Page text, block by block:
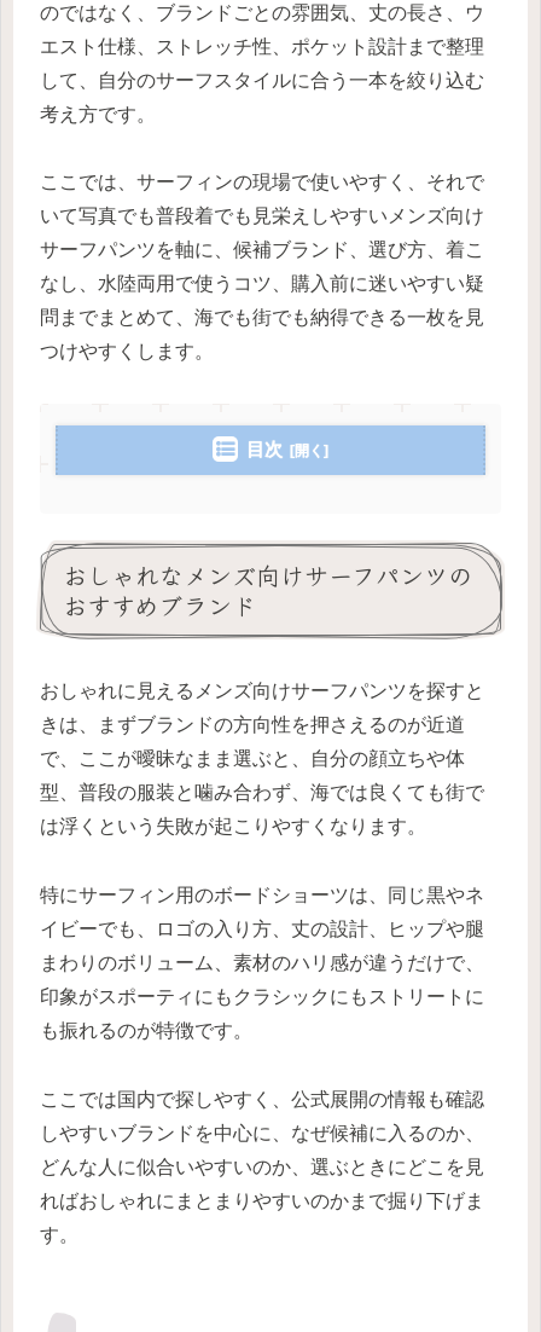
のではなく、ブランドごとの雰囲気、丈の長さ、ウ
エスト仕様、ストレッチ性、ポケット設計まで整理
して、自分のサーフスタイルに合う一本を絞り込む
考え方です。
ここでは、サーフィンの現場で使いやすく、それで
いて写真でも普段着でも見栄えしやすいメンズ向け
サーフパンツを軸に、候補ブランド、選び方、着こ
なし、水陸両用で使うコツ、購入前に迷いやすい疑
問までまとめて、海でも街でも納得できる一枚を見
つけやすくします。
目次
おしゃれなメンズ向けサーフパンツの
おすすめブランド
おしゃれに見えるメンズ向けサーフパンツを探すと
きは、まずブランドの方向性を押さえるのが近道
で、ここが曖昧なまま選ぶと、自分の顔立ちや体
型、普段の服装と噛み合わず、海では良くても街で
は浮くという失敗が起こりやすくなります。
特にサーフィン用のボードショーツは、同じ黒やネ
イビーでも、ロゴの入り方、丈の設計、ヒップや腿
まわりのボリューム、素材のハリ感が違うだけで、
印象がスポーティにもクラシックにもストリートに
も振れるのが特徴です。
ここでは国内で探しやすく、公式展開の情報も確認
しやすいブランドを中心に、なぜ候補に入るのか、
どんな人に似合いやすいのか、選ぶときにどこを見
ればおしゃれにまとまりやすいのかまで掘り下げま
す。